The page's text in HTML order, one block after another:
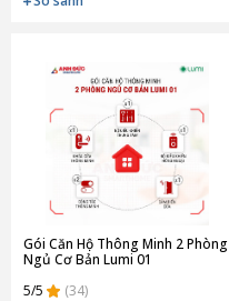
Gói Căn Hộ Thông Minh 2 Phòng
Ngủ Cơ Bản Lumi 01
5/5
(34)